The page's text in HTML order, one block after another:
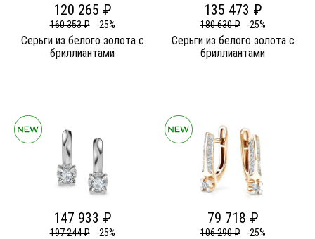
120 265 ₽
160 353 ₽ -25%
Серьги из белого золота c
бриллиантами
135 473 ₽
180 630 ₽ -25%
Серьги из белого золота c
бриллиантами
147 933 ₽
197 244 ₽ -25%
79 718 ₽
106 290 ₽ -25%